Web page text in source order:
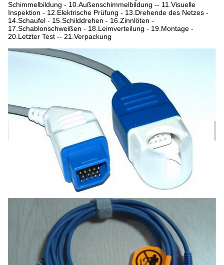
Schimmelbildung - 10.Außenschimmelbildung -- 11.Visuelle
Inspektion - 12.Elektrische Prüfung - 13.Drehende des Netzes -
14.Schaufel - 15.Schilddrehen - 16.Zinnlöten -
17.Schablonschweißen - 18.Leimverteilung - 19.Montage -
20.Letzter Test -- 21.Verpackung